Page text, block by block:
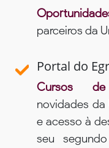
parceiros da
Portal do
Cursos
novidades da
e acesso à
seu